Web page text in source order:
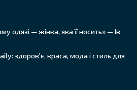
одязі — жінка, яка її носить» — Ів
здоров'є, краса, мода і стиль для